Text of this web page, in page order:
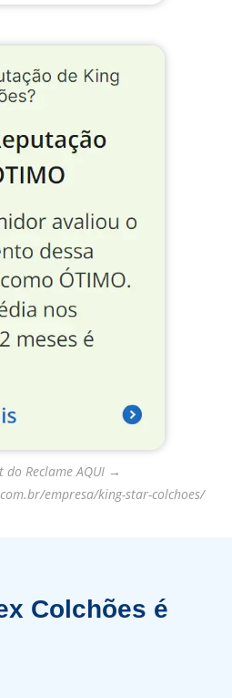
do Reclame AQUI →
empresa/king-star-colchoes/
Colchões é